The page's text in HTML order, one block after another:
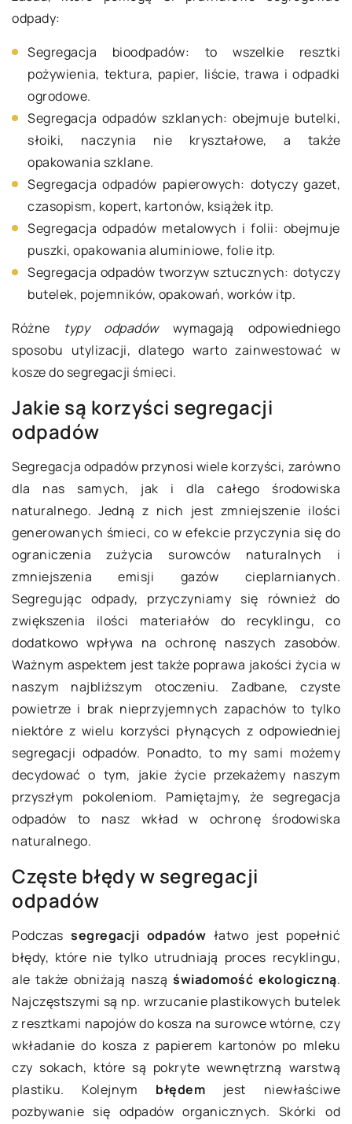
odpady:
Segregacja bioodpadów: to wszelkie resztki
pożywienia, tektura, papier, liście, trawa i odpadki
ogrodowe.
Segregacja odpadów szklanych: obejmuje butelki,
słoiki, naczynia nie kryształowe, a także
opakowania szklane.
Segregacja odpadów papierowych: dotyczy gazet,
czasopism, kopert, kartonów, książek itp.
Segregacja odpadów metalowych i folii: obejmuje
puszki, opakowania aluminiowe, folie itp.
Segregacja odpadów tworzyw sztucznych: dotyczy
butelek, pojemników, opakowań, worków itp.
Różne typy odpadówwymagają odpowiedniego
sposobu utylizacji, dlatego warto zainwestować w
kosze do segregacji śmieci.
Jakie są korzyści segregacji
odpadów
Segregacja odpadów przynosi wiele korzyści, zarówno
dla nas samych, jak i dla całego środowiska
naturalnego. Jedną z nich jest zmniejszenie ilości
generowanych śmieci, co w efekcie przyczynia się do
ograniczenia zużycia surowców naturalnych i
zmniejszenia emisji gazów cieplarnianych.
Segregując odpady, przyczyniamy się również do
zwiększenia ilości materiałów do recyklingu, co
dodatkowo wpływa na ochronę naszych zasobów.
Ważnym aspektem jest także poprawa jakości życia w
naszym najbliższym otoczeniu. Zadbane, czyste
powietrze i brak nieprzyjemnych zapachów to tylko
niektóre z wielu korzyści płynących z odpowiedniej
segregacji odpadów. Ponadto, to my sami możemy
decydować o tym, jakie życie przekażemy naszym
przyszłym pokoleniom. Pamiętajmy, że segregacja
odpadów to nasz wkład w ochronę środowiska
naturalnego.
Częste błędy w segregacji
odpadów
Podczas segregacji odpadów łatwo jest popełnić
błędy, które nie tylko utrudniają proces recyklingu,
ale także obniżają nasząświadomość ekologiczną.
Najczęstszymi są np. wrzucanie plastikowych butelek
z resztkami napojów do kosza na surowce wtórne, czy
wkładanie do kosza z papierem kartonów po mleku
czy sokach, które są pokryte wewnętrzną warstwą
plastiku. Kolejnym błędem jest niewłaściwe
pozbywanie się odpadów organicznych. Skórki od